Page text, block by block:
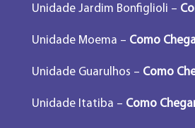
Unidade Jardim Bonfiglioli –
Unidade Moema – Como
Unidade Guarulhos – Como
Unidade Itatiba – Como